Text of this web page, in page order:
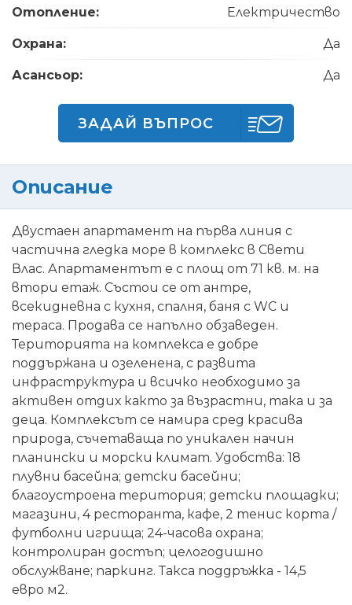
Отопление: Електричество
Охрана: Да
Асансьор: Да
ЗАДАЙ ВЪПРОС
Описание
Двустаен апартамент на първа линия с
частична гледка море в комплекс в Свети
Влас. Апартаментът е с площ от 71 кв. м. на
втори етаж. Състои се от антре,
всекидневна с кухня, спалня, баня с WC и
тераса. Продава се напълно обзаведен.
Територията на комплекса е добре
поддържана и озеленена, с развита
инфраструктура и всичко необходимо за
активен отдих както за възрастни, така и за
деца. Комплексът се намира сред красива
природа, съчетаваща по уникален начин
планински и морски климат. Удобства: 18
плувни басейна; детски басейни;
благоустроена територия; детски площадки;
магазини, 4 ресторанта, кафе, 2 тенис корта /
футболни игрища; 24-часова охрана;
контролиран достъп; целогодишно
обслужване; паркинг. Такса поддръжка - 14,5
евро м2.